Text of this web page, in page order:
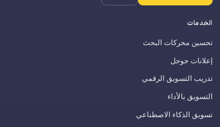
الخدمات
تحسين محركات البحث
إعلانات جوجل
تدريب التسويق الرقمي
التسويق بالأداء
تسويق الذكاء الاصطناعي